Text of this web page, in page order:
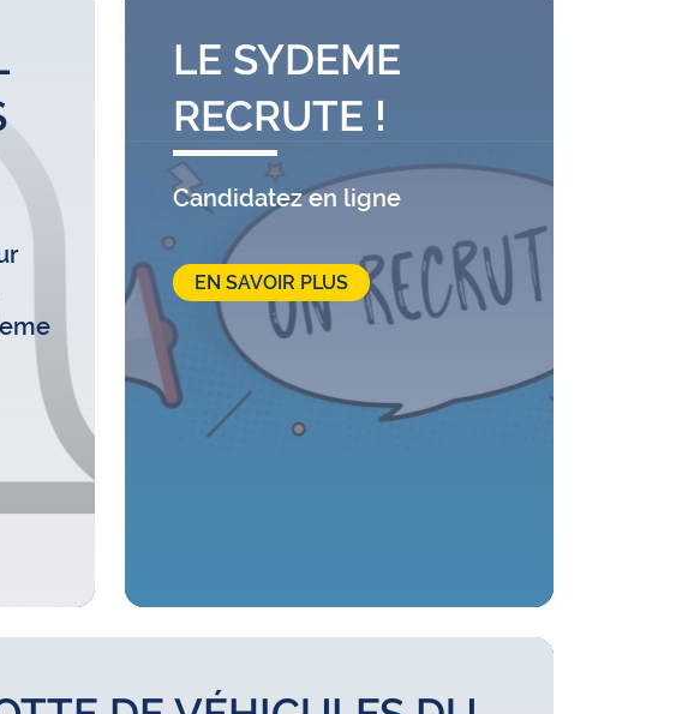
LE SYDEME
RECRUTE !
Candidatez en ligne
EN SAVOIR PLUS